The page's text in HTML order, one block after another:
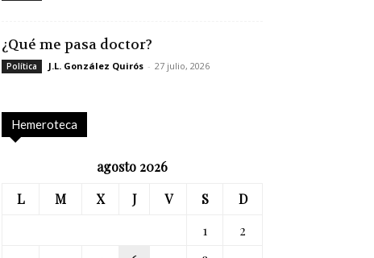
¿Qué me pasa doctor?
Política J.L. González Quirós - 27 julio, 2026
Hemeroteca
agosto 2026
L
M X J V S
D
1
2